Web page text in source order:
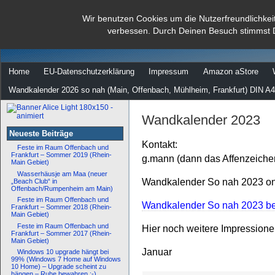
Wir benutzen Cookies um die
verbessen. Durch Deinen Besuch stimmst
dann rate mal
Home EU-Datenschutzerklärung Impressum Amazon aStore
Wandkalender 2026 so nah (Main, Offenbach, Mühlheim, Frankfurt) DIN
Neueste Beiträge
Feste im Raum Offenbach und
Frankfurt – Sommer 2019 (Rhein-
Main Gebiet)
Wasserhäusje am Maa (neuer
„Beach Club“ in
Offenbach/Rumpenheim am Main)
Feste im Raum Offenbach und
Frankfurt – Sommer 2018 (Rhein-
Main Gebiet)
Feste im Raum Offenbach und
Frankfurt – Sommer 2017 (Rhein-
Main Gebiet)
Windows 10 upgrade hängt bei
99% (Windows 7 Home auf Windows
10 Home) – Upgrade scheint zu
Wandkalender 2023
Kontakt:
g.mann (dann das
Wandkalender So nah 2023
Wandkalender So nah 2023
Hier noch weitere
Januar